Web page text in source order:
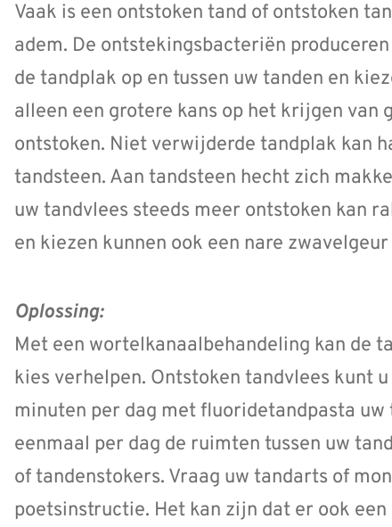
Vaak is een ontstoken tand of ontstoken
adem. De ontstekingsbacteriën
de tandplak op en tussen uw tanden en
alleen een grotere kans op het krijgen van
ontstoken. Niet verwijderde tandplak kan
tandsteen. Aan tandsteen hecht zich
uw tandvlees steeds meer ontstoken kan
en kiezen kunnen ook een nare
Oplossing:
Met een wortelkanaalbehandeling kan de
kies verhelpen. Ontstoken tandvlees kunt
minuten per dag met fluoridetandpasta
eenmaal per dag de ruimten tussen uw
of tandenstokers. Vraag uw tandarts of
poetsinstructie. Het kan zijn dat er ook